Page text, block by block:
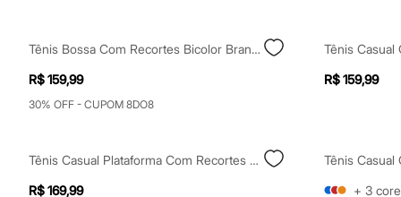
Sandálias
Sapatilhas
Tênis
Marcas
Mindset
Sawary
Yessica
Tênis Bossa Com Recortes Bicolor Branco
R$ 159,99
30% OFF - CUPOM 8DO8
Tênis Casual
R$ 159,99
Tênis Casual Plataforma Com Recortes Branco
R$ 169,99
Tênis Casual
+ 3